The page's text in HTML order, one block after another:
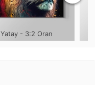
Yatay - 3:2 Oran